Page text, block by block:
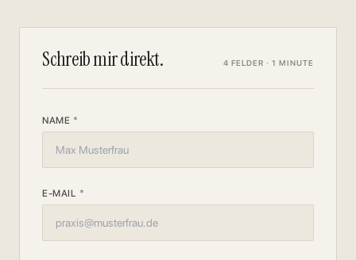
Schreib mir direkt. 4 FELDER · 1 MINUTE
NAME *
E-MAIL *